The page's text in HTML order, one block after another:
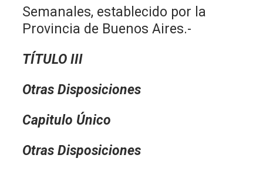
Semanales, establecido por la
Provincia de Buenos Aires.-
TÍTULO III
Otras Disposiciones
Capitulo Único
Otras Disposiciones